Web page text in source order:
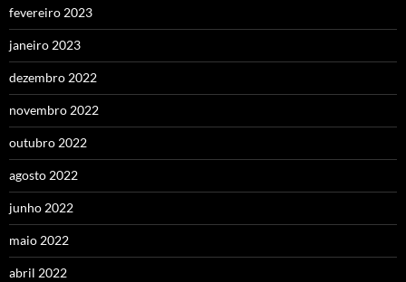
fevereiro 2023
janeiro 2023
dezembro 2022
novembro 2022
outubro 2022
agosto 2022
junho 2022
maio 2022
abril 2022